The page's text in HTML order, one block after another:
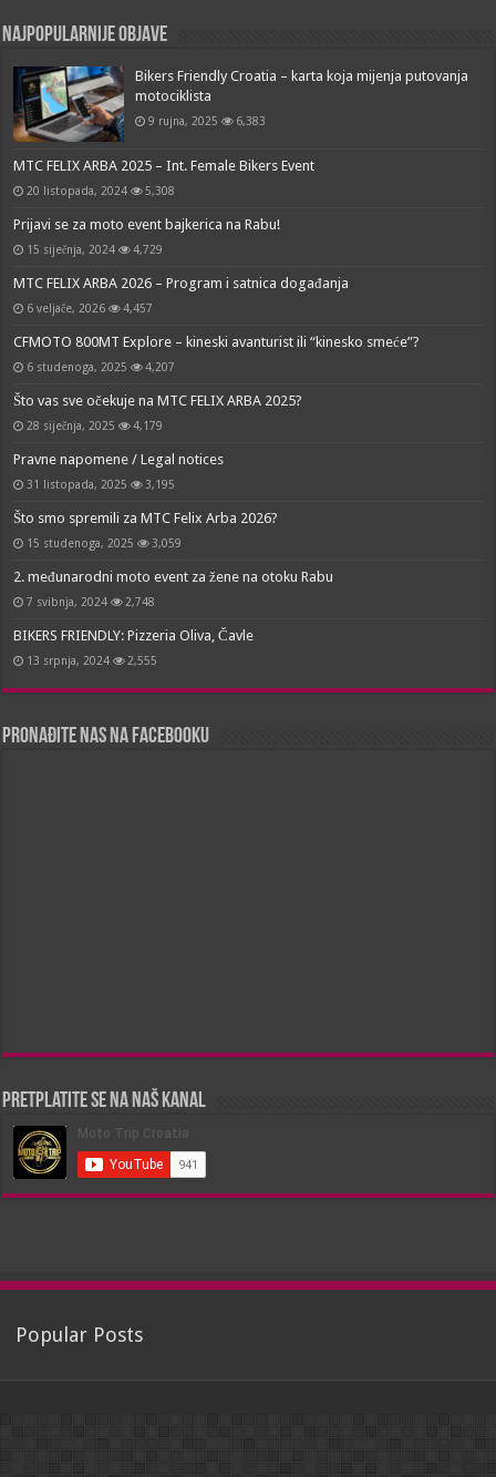
Najpopularnije objave
Bikers Friendly Croatia – karta koja mijenja putovanja
motociklista
9 rujna, 2025 6,383
MTC FELIX ARBA 2025 – Int. Female Bikers Event
20 listopada, 2024 5,308
Prijavi se za moto event bajkerica na Rabu!
15 siječnja, 2024 4,729
MTC FELIX ARBA 2026 – Program i satnica događanja
6 veljače, 2026 4,457
CFMOTO 800MT Explore – kineski avanturist ili “kinesko smeće”?
6 studenoga, 2025 4,207
Što vas sve očekuje na MTC FELIX ARBA 2025?
28 siječnja, 2025 4,179
Pravne napomene / Legal notices
31 listopada, 2025 3,195
Što smo spremili za MTC Felix Arba 2026?
15 studenoga, 2025 3,059
2. međunarodni moto event za žene na otoku Rabu
7 svibnja, 2024 2,748
BIKERS FRIENDLY: Pizzeria Oliva, Čavle
13 srpnja, 2024 2,555
Pronađite nas na Facebooku
Pretplatite se na naš kanal
Popular Posts